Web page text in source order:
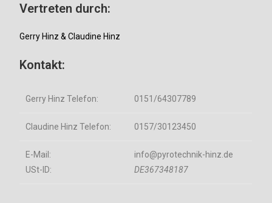
Vertreten durch:
Gerry Hinz & Claudine Hinz
Kontakt:
Gerry Hinz Telefon: 0151/64307789
Claudine Hinz Telefon: 0157/30123450
E-Mail:
USt-ID:
info@pyrotechnik-hinz.de
DE367348187